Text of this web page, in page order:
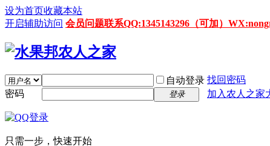
设为首页收藏本站
开启辅助访问 会员问题联系QQ:1345143296（可加）
自动登录 找回密码
密码
登录 加入农人之家
只需一步，快速开始